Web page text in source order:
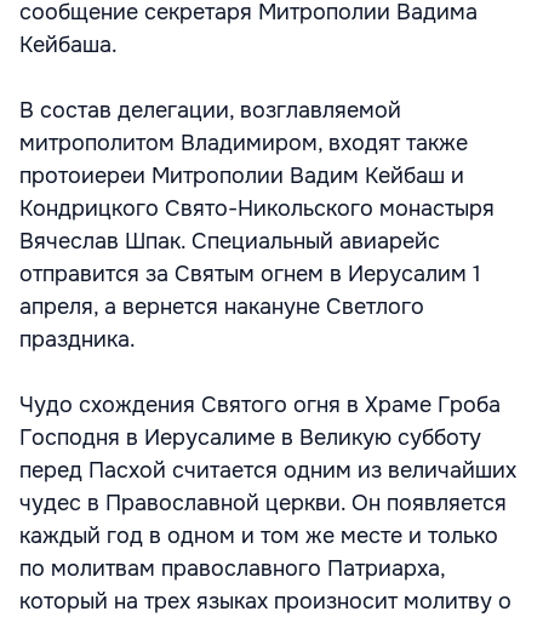
сообщение секретаря Митрополии Вадима
Кейбаша.
В состав делегации, возглавляемой
митрополитом Владимиром, входят также
протоиереи Митрополии Вадим Кейбаш и
Кондрицкого Свято-Никольского монастыря
Вячеслав Шпак. Специальный авиарейс
отправится за Святым огнем в Иерусалим 1
апреля, а вернется накануне Светлого
праздника.
Чудо схождения Святого огня в Храме Гроба
Господня в Иерусалиме в Великую субботу
перед Пасхой считается одним из величайших
чудес в Православной церкви. Он появляется
каждый год в одном и том же месте и только
по молитвам православного Патриарха,
который на трех языках произносит молитву о